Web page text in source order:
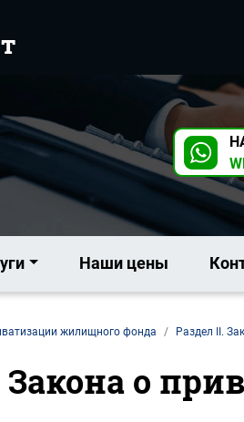
Наши цены
жилищного фонда Раздел II.
Закона о